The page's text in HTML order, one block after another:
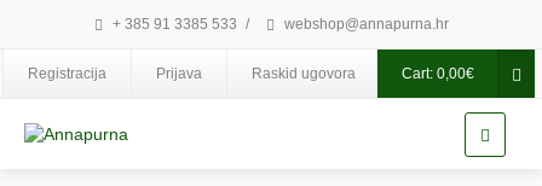
+ 385 91 3385 533 / webshop@annapurna.hr
Registracija Prijava Raskid ugovora Cart: 0,00€